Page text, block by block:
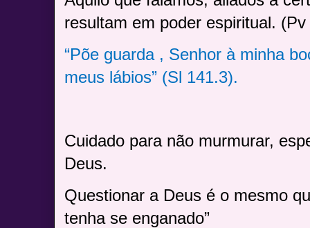
resultam em poder espiritual.
“Põe guarda , Senhor à minha
meus lábios” (Sl 141.3).
Cuidado para não murmurar,
Deus.
Questionar a Deus é o mesmo
tenha se enganado”